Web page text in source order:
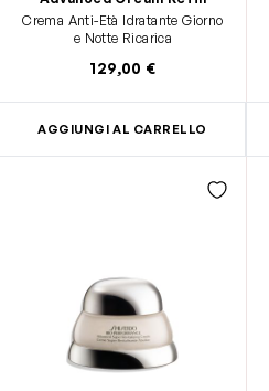
Crema Anti-Età Idratante Giorno
e Notte Ricarica
129,00 €
AGGIUNGI AL CARRELLO